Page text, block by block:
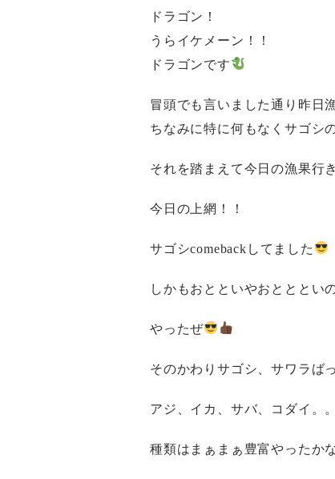
ドラゴン！
うらイケメーン！！
ドラゴンです
冒頭でも言いました通り昨日
ちなみに特に何もなくサゴシ
それを踏まえて今日の漁果行
今日の上網！！
サゴシcomebackしてました
しかもおとといやおとととい
やったぜ
そのかわりサゴシ、サワラば
アジ、イカ、サバ、コダイ。。
種類はまぁまぁ豊富やったか